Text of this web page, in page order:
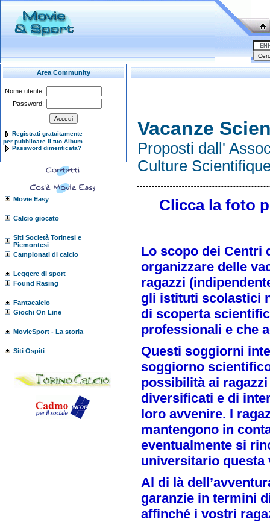
Area Community
Nome utente:
Password:
Registrati gratuitamente
per pubblicare il tuo Album
Password dimenticata?
Movie Easy
Calcio giocato
Siti Società Torinesi e
Piemontesi
Campionati di calcio
Leggere di sport
Found Rasing
Fantacalcio
Giochi On Line
MovieSport - La storia
Siti Ospiti
Vacanze
Proposti dall'
Culture
Clicca la foto
Lo scopo dei Centri
organizzare delle
ragazzi
gli istituti scolastici
di scoperta
professionali e che
Questi soggiorni
soggiorno
possibilità ai
diversificati e di
loro avvenire. I
mantengono in
eventualmente si
universitario
Al di là
garanzie in termini
affinché i vostri